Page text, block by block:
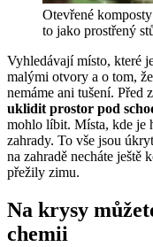
Otevřené
to jako prostřený
Vyhledávají místo, které
malými otvory a o tom,
nemáme ani tušení. Před
uklidit prostor pod
mohlo líbit. Místa, kde je
zahrady. To vše jsou
na zahradě necháte ještě
přežily zimu.
Na krysy
chemii